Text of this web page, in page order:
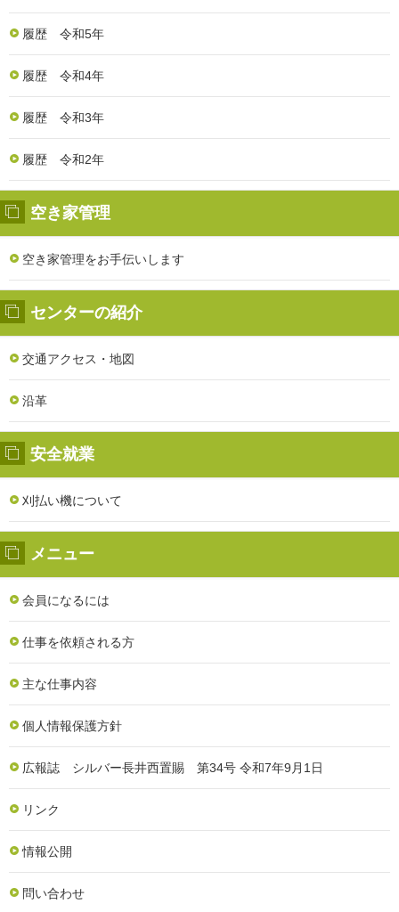
履歴 令和5年
履歴 令和4年
履歴 令和3年
履歴 令和2年
空き家管理
空き家管理をお手伝いします
センターの紹介
交通アクセス・地図
沿革
安全就業
刈払い機について
メニュー
会員になるには
仕事を依頼される方
主な仕事内容
個人情報保護方針
広報誌 シルバー長井西置賜 第34号 令和7年9月1日
リンク
情報公開
問い合わせ